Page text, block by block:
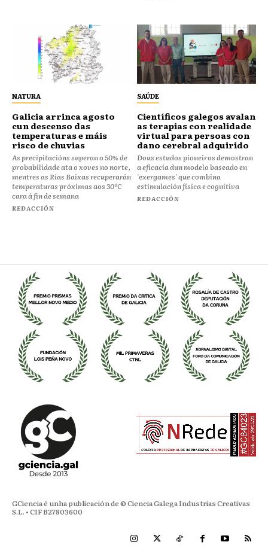
NATURA
Galicia arrinca agosto
cun descenso das
temperaturas e máis
risco de chuvias
As precipitacións superan o 50% de
probabilidade ata o xoves no norte,
mentres as Rías Baixas recuperarán
temperaturas próximas aos 30ºC
cara á fin de semana
REDACCIÓN
SAÚDE
Científicos galegos avalan
as terapias con realidade
virtual para persoas con
dano cerebral adquirido
Dous estudos pioneiros demostran
a eficacia dun modelo baseado en
'exergames' que combina
estimulación física e cognitiva
REDACCIÓN
GCiencia é unha publicación de © Ciencia Galega Industrias Creativas
S.L. • CIF B27803600